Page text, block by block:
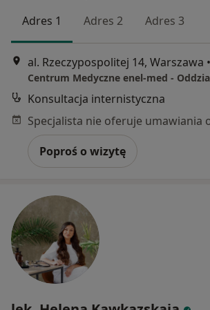
Adres 1 Adres 2 Adres 3
al. Rzeczypospolitej 14, Warszawa •
Centrum Medyczne enel-med -
Konsultacja internistyczna
Poproś o wizytę